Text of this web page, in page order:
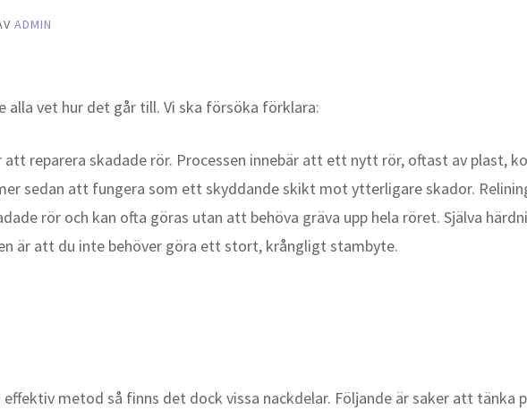
ADMIN
alla vet hur det går till. Vi ska försöka förklara:
att reparera skadade rör. Processen innebär att ett nytt rör, oftast av plast,
sedan att fungera som ett skyddande skikt mot ytterligare skador.
rör och kan ofta göras utan att behöva gräva upp hela röret. Själva
är att du inte behöver göra ett stort, krångligt stambyte.
effektiv metod så finns det dock vissa nackdelar. Följande är saker att tänka